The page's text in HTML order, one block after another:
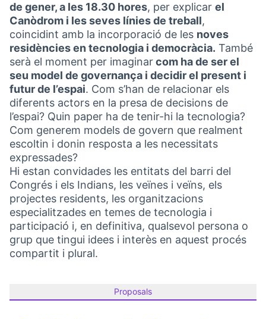
de gener, a les 18.30 hores, per explicar el
Canòdrom i les seves línies de treball,
coincidint amb la incorporació de les noves
residències en tecnologia i democràcia. També
serà el moment per imaginarcom ha de ser el
seu model de governança i decidir el present i
futur de l’espai. Com s’han de relacionar els
diferents actors en la presa de decisions de
l’espai? Quin paper ha de tenir-hi la tecnologia?
Com generem models de govern que realment
escoltin i donin resposta a les necessitats
expressades?
Hi estan convidades les entitats del barri del
Congrés i els Indians, les veïnes i veïns, els
projectes residents, les organitzacions
especialitzades en temes de tecnologia i
participació i, en definitiva, qualsevol persona o
grup que tingui idees i interès en aquest procés
compartit i plural.
Proposals